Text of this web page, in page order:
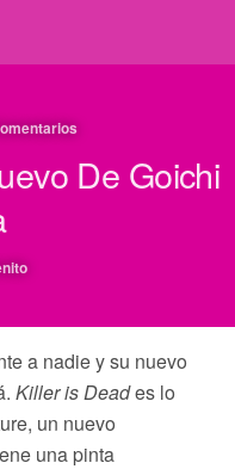
De Goichi
a nadie y su nuevo
Killer is Deades lo
un nuevo
una pinta